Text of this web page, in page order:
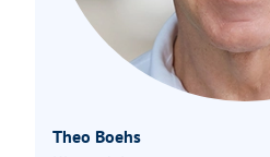
Theo Boehs